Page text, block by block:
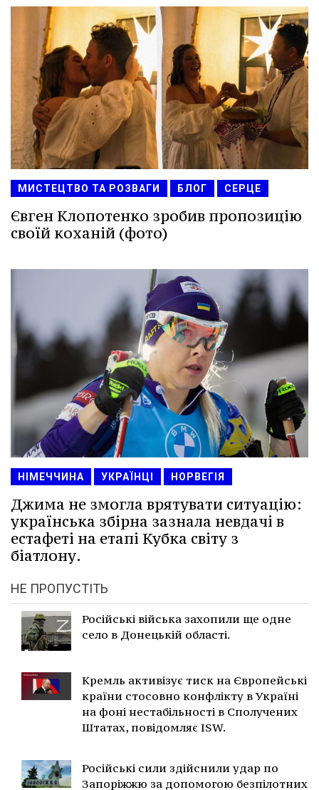
МИСТЕЦТВО ТА РОЗВАГИ БЛОГ СЕРЦЕ
Євген Клопотенко зробив пропозицію
своїй коханій (фото)
НІМЕЧЧИНА УКРАЇНЦІ НОРВЕГІЯ
Джима не змогла врятувати ситуацію:
українська збірна зазнала невдачі в
естафеті на етапі Кубка світу з
біатлону.
НЕ ПРОПУСТІТЬ
Російські війська захопили ще одне
село в Донецькій області.
Кремль активізує тиск на Європейські
країни стосовно конфлікту в Україні
на фоні нестабільності в Сполучених
Штатах, повідомляє ISW.
Російські сили здійснили удар по
Запоріжжю за допомогою безпілотних